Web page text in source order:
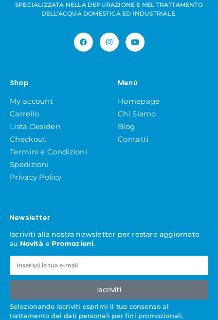
SPECIALIZZATA NELLA DEPURAZIONE E NEL TRATTAMENTO
DELL’ACQUA DOMESTICA ED INDUSTRIALE.
Shop
My account
Carrello
Lista Desideri
Checkout
Termini e Condizioni
Spedizioni
Privacy Policy
Menù
Homepage
Chi Siamo
Blog
Contatti
Newsletter
Iscriviti alla nostra newsletter per restare aggiornato
su Novità e Promozioni.
Iscriviti
Selezionando Iscriviti esprimi il tuo consenso al
trattamento dei dati personali per fini promozionali,